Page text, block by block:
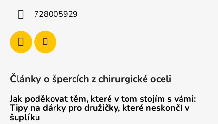
728005929
Články o špercích z chirurgické oceli
Jak poděkovat těm, které v tom stojím s vámi:
Tipy na dárky pro družičky, které neskončí v
šuplíku